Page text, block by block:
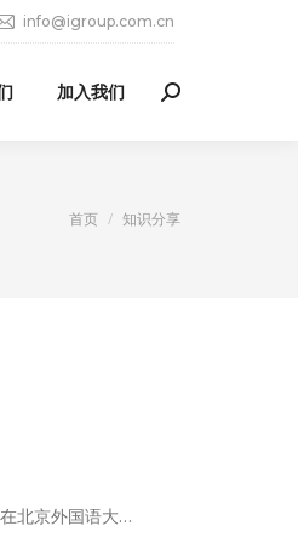
info@igroup.com.cn
加入我们 Search:
您在这里：
首页 知识分享
北京外国语大…